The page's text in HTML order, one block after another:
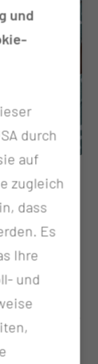
in
es Merle
erblickte
und
durch
auf
zugleich
dass
Es
Ihre
und